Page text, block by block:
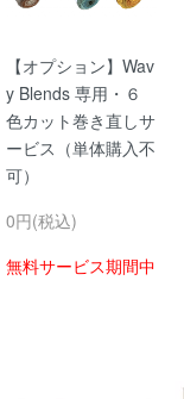
【オプション】Wav
y Blends 専用・６
色カット巻き直しサ
ービス（単体購入不
可）
0円(税込)
無料サービス期間中